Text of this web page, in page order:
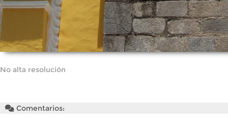
No alta resolución
Comentarios: